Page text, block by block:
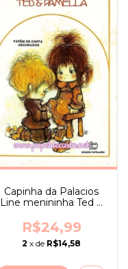
Capinha da Palacios
Line menininha Ted e
R$24,99
2 x de R$14,58